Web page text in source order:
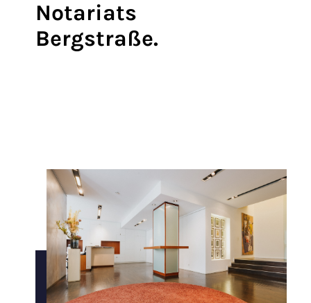
Notariats
Bergstraße.